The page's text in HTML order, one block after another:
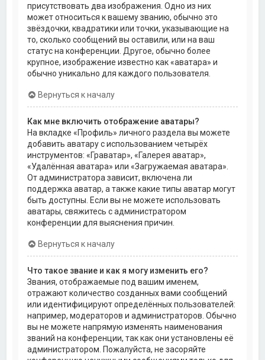
присутствовать два изображения. Одно из них
может относиться к вашему званию, обычно это
звёздочки, квадратики или точки, указывающие на
то, сколько сообщений вы оставили, или на ваш
статус на конференции. Другое, обычно более
крупное, изображение известно как «аватара» и
обычно уникально для каждого пользователя.
Вернуться к началу
Как мне включить отображение аватары?
На вкладке «Профиль» личного раздела вы можете
добавить аватару с использованием четырёх
инструментов: «Граватар», «Галерея аватар»,
«Удалённая аватара» или «Загружаемая аватара».
От администратора зависит, включена ли
поддержка аватар, а также какие типы аватар могут
быть доступны. Если вы не можете использовать
аватары, свяжитесь с администратором
конференции для выяснения причин.
Вернуться к началу
Что такое звание и как я могу изменить его?
Звания, отображаемые под вашим именем,
отражают количество созданных вами сообщений
или идентифицируют определённых пользователей:
например, модераторов и администраторов. Обычно
вы не можете напрямую изменять наименования
званий на конференции, так как они установлены её
администратором. Пожалуйста, не засоряйте